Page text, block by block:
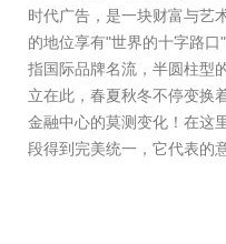
时代广告，是一块财富与艺
的地位享有"世界的十字路
指国际品牌名流，半圆柱型
立在此，春夏秋冬不停变换
金融中心的莫测变化！在这
段得到完美统一，它代表的